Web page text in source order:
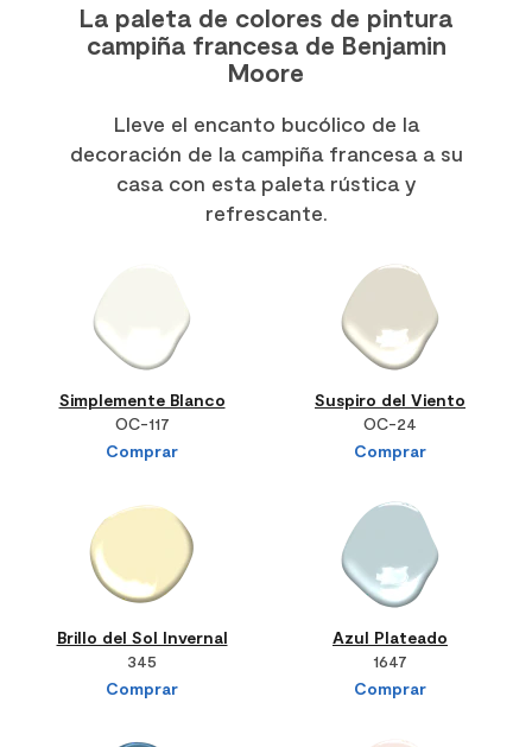
La paleta de colores de pintura
campiña francesa de Benjamin
Moore
Lleve el encanto bucólico de la
decoración de la campiña francesa a su
casa con esta paleta rústica y
refrescante.
Simplemente Blanco
OC-117
Comprar
Suspiro del Viento
OC-24
Comprar
Brillo del Sol Invernal
345
Comprar
Azul Plateado
1647
Comprar